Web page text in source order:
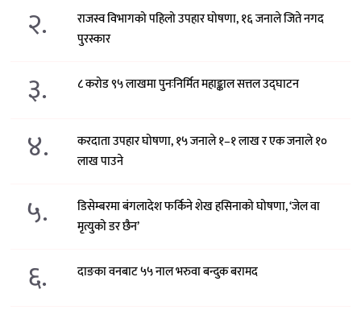
२.
राजस्व विभागको पहिलो उपहार घोषणा, १६ जनाले जिते नगद
पुरस्कार
३. ८ करोड ९५ लाखमा पुनःनिर्मित महाङ्काल सत्तल उद्घाटन
४.
करदाता उपहार घोषणा, १५ जनाले १–१ लाख र एक जनाले १०
लाख पाउने
५.
डिसेम्बरमा बंगलादेश फर्किने शेख हसिनाको घोषणा, ‘जेल वा
मृत्युको डर छैन’
६. दाङका वनबाट ५५ नाल भरुवा बन्दुक बरामद